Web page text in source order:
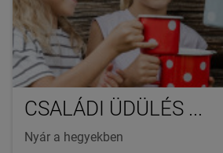
CSALÁDI ÜDÜLÉS ...
Nyár a hegyekben